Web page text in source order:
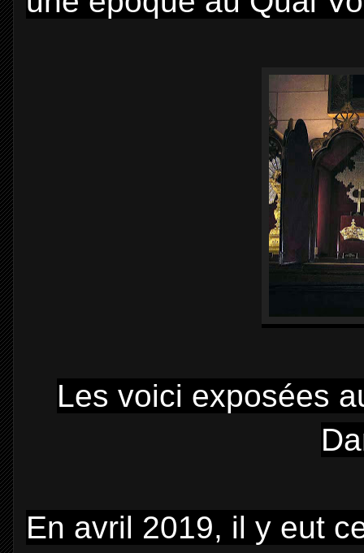
Les voici exposées
En avril 2019, il y eut